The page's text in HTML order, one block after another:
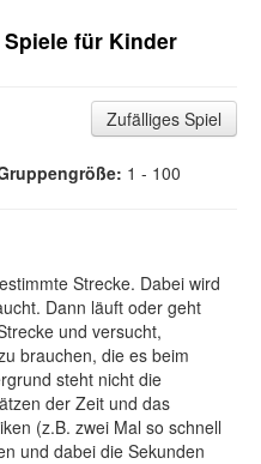
für Kinder
Zufälliges Spiel
1 - 100
Strecke. Dabei wird
Dann läuft oder geht
und versucht,
brauchen, die es beim
steht nicht die
der Zeit und das
(z.B. zwei Mal so schnell
und dabei die Sekunden